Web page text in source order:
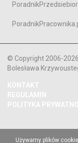
© Copyright 2006-
Bolesława
KONTAKT
REGULAMIN
POLITYKA
Używamy plików